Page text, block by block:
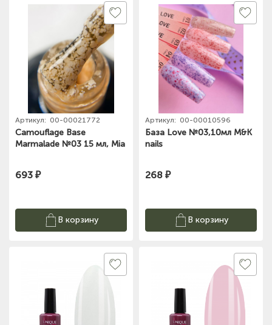
Артикул: 00-00021772
Camouflage Base
Marmalade №03 15 мл, Mia
693 ₽
В корзину
Артикул: 00-00010596
База Love №03,10мл M&K
nails
268 ₽
В корзину